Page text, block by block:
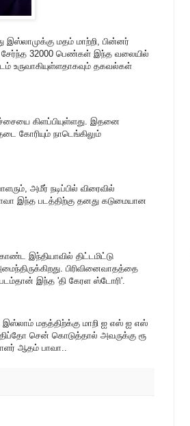
மதம் மாற்றி, பின்னர்
சேர்ந்த 32000 பெண்கள் இந்த வலையில்
உருவாகியுள்ளதாகவும் தகவல்கள்
கிளப்பியுள்ளது. இதனை
கோரியும் நாடெங்கிலும்
அமீர் நடிப்பில் விரைவில்
இந்த படத்திற்கு தனது கடுமையான
இந்தியாவில் திட்டமிட்டு
பிரிவினைவாதத்தை
இந்த 'தி கேரள ஸ்டோரி'.
இஸ்லாம் மதத்திற்க்கு மாறி ஐ எஸ் ஐ எஸ்
சென் கொடுத்தால் அவருக்கு ரூ
ஆதம் பாவா..